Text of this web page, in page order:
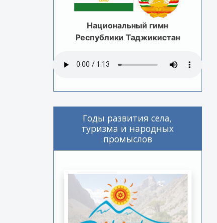
Национальный гимн
Республики Таджикистан
Годы развития села,
туризма и народных
промыслов